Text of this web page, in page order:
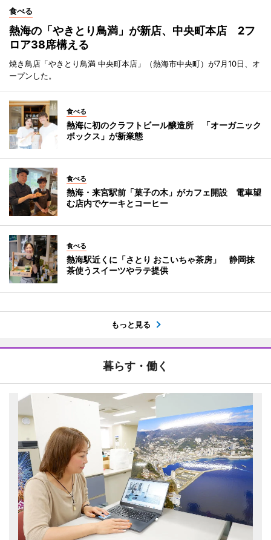
食べる
熱海の「やきとり鳥満」が新店、中央町本店 2フ
ロア38席構える
焼き鳥店「やきとり鳥満 中央町本店」（熱海市中央町）が7月10日、オ
ープンした。
食べる
熱海に初のクラフトビール醸造所 「オーガニック
ボックス」が新業態
食べる
熱海・来宮駅前「菓子の木」がカフェ開設 電車望
む店内でケーキとコーヒー
食べる
熱海駅近くに「さとり おこいちゃ茶房」 静岡抹
茶使うスイーツやラテ提供
もっと見る
暮らす・働く